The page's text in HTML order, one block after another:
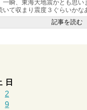
一瞬、東海大地震かとも思い
いて収まり震度３ぐらいかな
記事を読む
日
2
9